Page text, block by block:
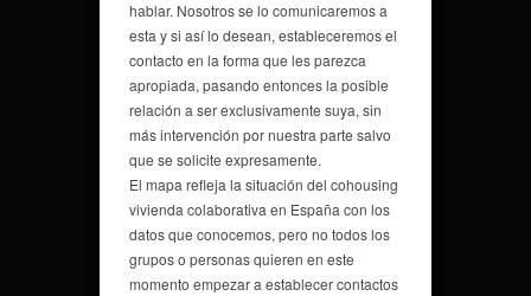
hablar. Nosotros se lo comunicaremos a
esta y si así lo desean, estableceremos el
contacto en la forma que les parezca
apropiada, pasando entonces la posible
relación a ser exclusivamente suya, sin
más intervención por nuestra parte salvo
que se solicite expresamente.
El mapa refleja la situación del cohousing
vivienda colaborativa en España con los
datos que conocemos, pero no todos los
grupos o personas quieren en este
momento empezar a establecer contactos